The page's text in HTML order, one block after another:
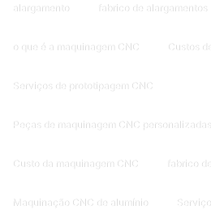
alargamento fabrico de alargamentos
o que é a maquinagem CNC Custos
Serviços de prototipagem CNC
Peças de maquinagem CNC personalizadas
Custo da maquinagem CNC fabrico
Maquinação CNC de alumínio